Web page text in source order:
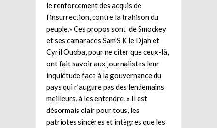
le renforcement des acquis de
l’insurrection, contre la trahison du
peuple.» Ces propos sont de Smockey
et ses camarades Sam’S K le Djah et
Cyril Ouoba, pour ne citer que ceux-là,
ont fait savoir aux journalistes leur
inquiétude face à la gouvernance du
pays qui n’augure pas des lendemains
meilleurs, à les entendre. « Il est
désormais clair pour tous, les
patriotes sincères et intègres que les